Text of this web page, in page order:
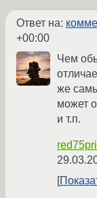
Ответ на:
+00:00
Чем
же
может
и т.п.